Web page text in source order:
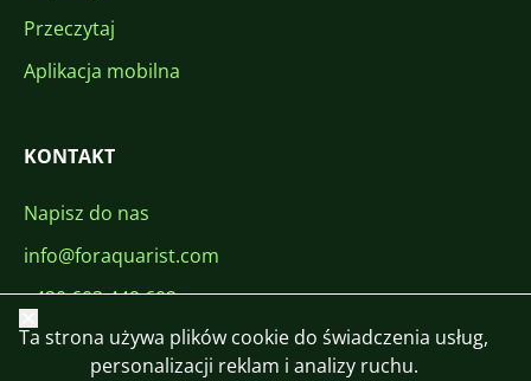
Przeczytaj
Aplikacja mobilna
KONTAKT
Napisz do nas
info@foraquarist.com
+420 603 449 602
Zamknij
Ta strona używa plików cookie do świadczenia usług,
personalizacji reklam i analizy ruchu.